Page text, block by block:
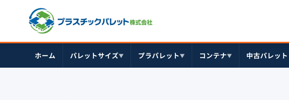
ホーム パレットサイズ▼ プラパレット▼ コンテナ▼ 中古パレット